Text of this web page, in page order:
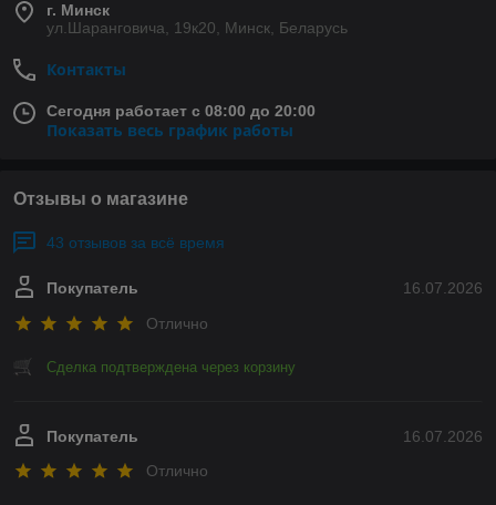
г. Минск
ул.Шаранговича, 19к20, Минск, Беларусь
Контакты
Сегодня работает с 08:00 до 20:00
Показать весь график работы
Отзывы о магазине
43 отзывов за всё время
16.07.2026
Покупатель
Отлично
Сделка подтверждена через корзину
16.07.2026
Покупатель
Отлично